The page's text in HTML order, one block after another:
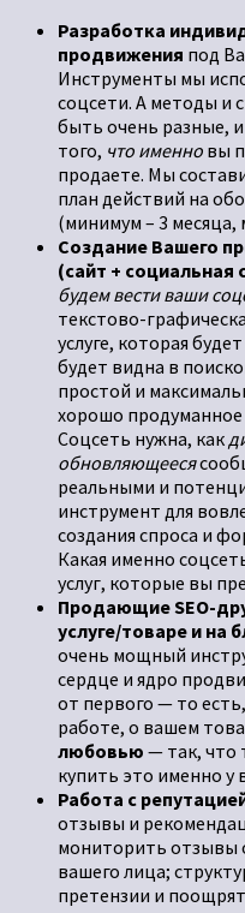
Разработка
продвижения под
Инструменты мы
соцсети. А методы и
быть очень разные,
того, что именно вы
продаете. Мы
план действий на
(минимум – 3 месяца,
Создание Вашего
(сайт + социальная
будем вести ваши
текстово-
услуге, которая
будет видна в
простой и
хорошо продуманное
Соцсеть нужна, как
обновляющееся
реальными и
инструмент для
создания спроса и
Какая именно
услуг, которые вы
Продающие SEO-
услуге/товаре и на
очень мощный
сердце и ядро
от первого — то
работе, о вашем
любовью — так, что
купить это именно у
Работа с
отзывы и
мониторить отзывы
вашего лица;
претензии и